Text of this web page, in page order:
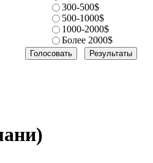
300-500$
500-1000$
1000-2000$
Более 2000$